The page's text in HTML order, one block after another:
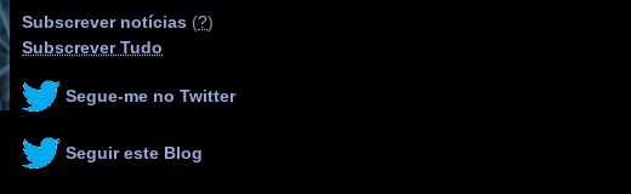
Subscrever notícias (?)
Subscrever Tudo
Segue-me no Twitter
Seguir este Blog